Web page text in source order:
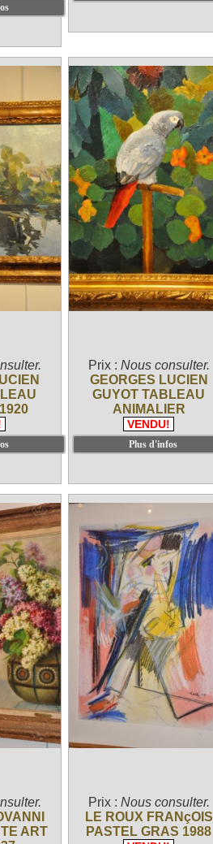
Prix : Nous consulter.
GEORGES LUCIEN
GUYOT TABLEAU
ANIMALIER
VENDU!
ART
Prix : Nous consulter.
LE ROUX FRANçOIS
PASTEL GRAS 1988